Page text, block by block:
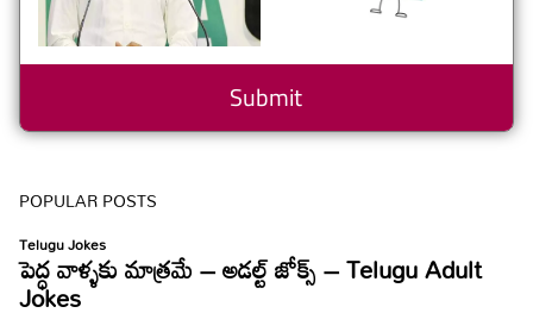
POPULAR POSTS